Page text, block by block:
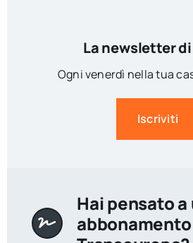
La newsletter di
Ogni venerdì nella tua
Iscriviti
Hai pensato a
abbonamento